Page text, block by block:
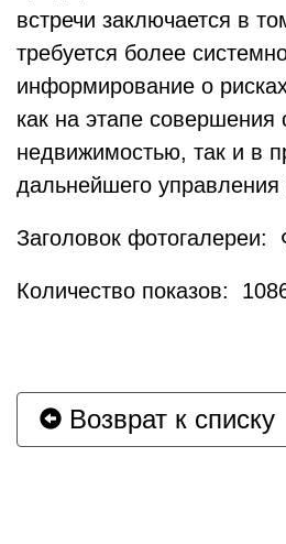
встречи заключается в
требуется более
информирование о
как на этапе совершения
недвижимостью, так и в
дальнейшего управления
Заголовок фотогалереи:
Количество показов:
Возврат к списку